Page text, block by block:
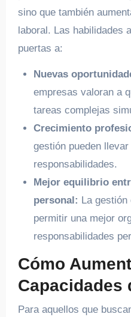
sino que también
laboral. Las habilidades
puertas a:
Nuevas
empresas valoran a
tareas complejas
Crecimiento
gestión pueden
responsabilidades.
Mejor equilibrio
personal: La gestión
permitir una mejor
responsabilidades
Cómo
Capacidades
Para aquellos que